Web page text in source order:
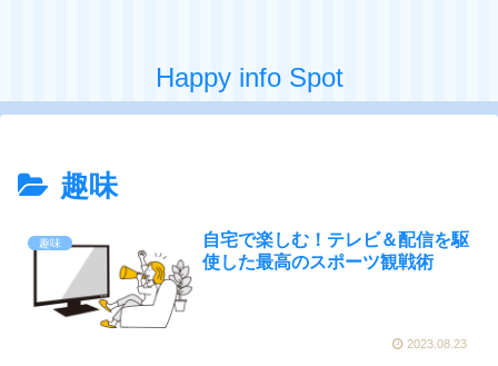
Happy info Spot
趣味
趣味
自宅で楽しむ！テレビ＆配信を駆
使した最高のスポーツ観戦術
2023.08.23